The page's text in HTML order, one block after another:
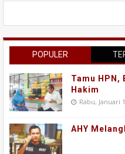
POPULER
Tamu HPN,
Hakim
Rabu, Januari
AHY